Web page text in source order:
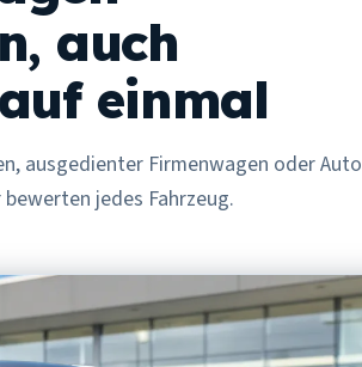
auch
einmal
ausgedienter Firmenwagen oder Auto
jedes Fahrzeug.